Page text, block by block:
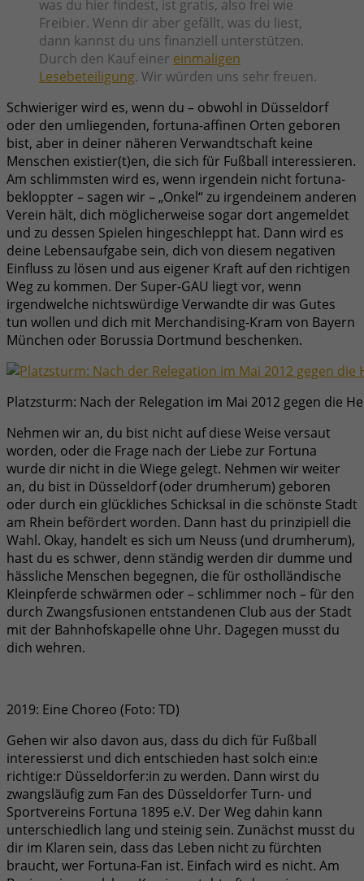
was du hier findest, ist gratis, also frei wie
Freibier. Wenn dir aber gefällt, was du liest,
dann kannst du uns finanziell unterstützen.
Durch den Kauf einer einmaligen
Lesebeteiligung. Wir würden uns sehr freuen.
Schwieriger wird es, wenn du – obwohl in Düsseldorf
oder den umliegenden, fortuna-affinen Orten geboren
bist, aber in deiner näheren Verwandtschaft keine
Menschen existier(t)en, die sich für Fußball interessieren.
Am schlimmsten wird es, wenn irgendein nicht fortuna-
bekloppter – sagen wir – „Onkel“ zu irgendeinem anderen
Verein hält, dich möglicherweise sogar dort angemeldet
und zu dessen Spielen hingeschleppt hat. Dann wird es
deine Lebensaufgabe sein, dich von diesem negativen
Einfluss zu lösen und aus eigener Kraft auf den richtigen
Weg zu kommen. Der Super-GAU liegt vor, wenn
irgendwelche nichtswürdige Verwandte dir was Gutes
tun wollen und dich mit Merchandising-Kram von Bayern
München oder Borussia Dortmund beschenken.
Platzsturm: Nach der Relegation im Mai 2012 gegen die
Nehmen wir an, du bist nicht auf diese Weise versaut
worden, oder die Frage nach der Liebe zur Fortuna
wurde dir nicht in die Wiege gelegt. Nehmen wir weiter
an, du bist in Düsseldorf (oder drumherum) geboren
oder durch ein glückliches Schicksal in die schönste Stadt
am Rhein befördert worden. Dann hast du prinzipiell die
Wahl. Okay, handelt es sich um Neuss (und drumherum),
hast du es schwer, denn ständig werden dir dumme und
hässliche Menschen begegnen, die für ostholländische
Kleinpferde schwärmen oder – schlimmer noch – für den
durch Zwangsfusionen entstandenen Club aus der Stadt
mit der Bahnhofskapelle ohne Uhr. Dagegen musst du
dich wehren.
2019: Eine Choreo (Foto: TD)
Gehen wir also davon aus, dass du dich für Fußball
interessierst und dich entschieden hast solch ein:e
richtige:r Düsseldorfer:in zu werden. Dann wirst du
zwangsläufig zum Fan des Düsseldorfer Turn- und
Sportvereins Fortuna 1895 e.V. Der Weg dahin kann
unterschiedlich lang und steinig sein. Zunächst musst du
dir im Klaren sein, dass das Leben nicht zu fürchten
braucht, wer Fortuna-Fan ist. Einfach wird es nicht. Am